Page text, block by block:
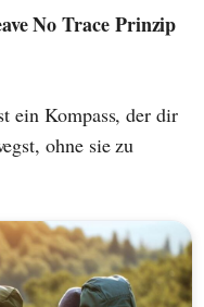
No Trace Prinzip
ein Kompass, der dir
ohne sie zu